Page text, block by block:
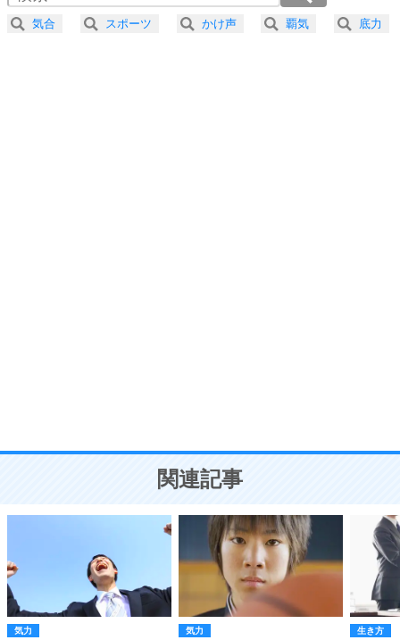
ことが大切。
2.5倍速 （327KB 1分23秒）
3.0倍速 （273KB 1分9秒）
気合 スポーツ かけ声 覇気 底力
関連記事
気力 気力 生き方